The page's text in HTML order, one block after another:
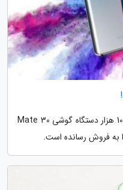
هواوی تنها در عرض مدت یک دقیقه، 100 هزار دستگاه گوشی Mate 30